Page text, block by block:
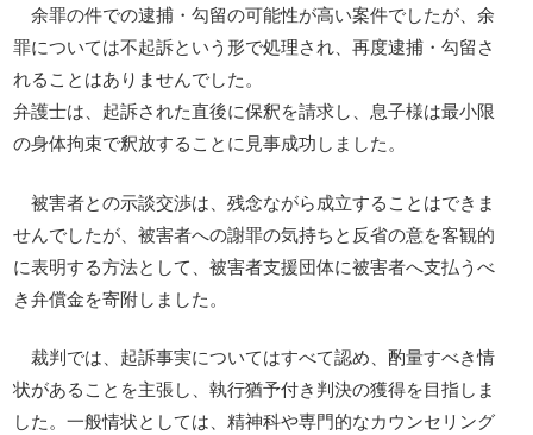
余罪の件での逮捕・勾留の可能性が高い案件でしたが、余
罪については不起訴という形で処理され、再度逮捕・勾留さ
れることはありませんでした。
弁護士は、起訴された直後に保釈を請求し、息子様は最小限
の身体拘束で釈放することに見事成功しました。
被害者との示談交渉は、残念ながら成立することはできま
せんでしたが、被害者への謝罪の気持ちと反省の意を客観的
に表明する方法として、被害者支援団体に被害者へ支払うべ
き弁償金を寄附しました。
裁判では、起訴事実についてはすべて認め、酌量すべき情
状があることを主張し、執行猶予付き判決の獲得を目指しま
した。一般情状としては、精神科や専門的なカウンセリング